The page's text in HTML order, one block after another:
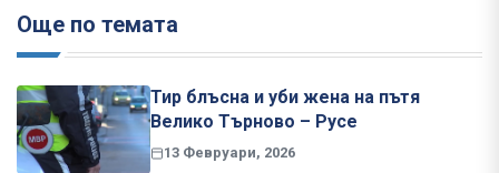
Още по темата
Тир блъсна и уби жена на пътя
Велико Търново – Русе
13 Февруари, 2026